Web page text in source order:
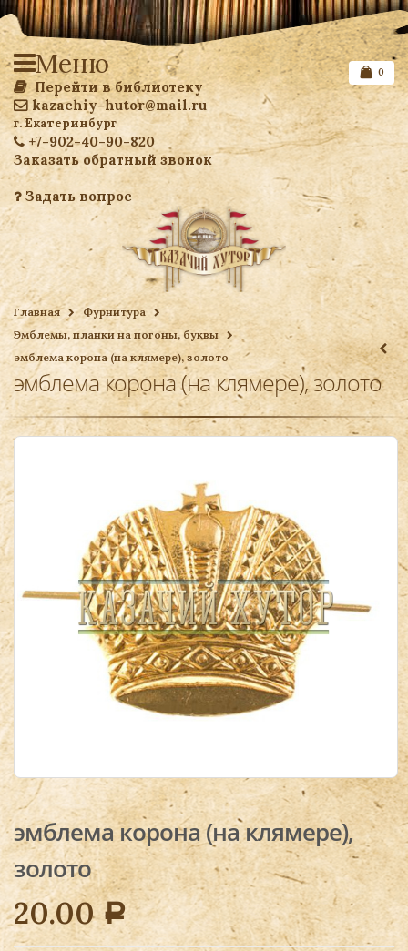
Перейти в библиотеку
kazachiy-hutor@mail.ru
г. Екатеринбург
+7-902-40-90-820
Заказать обратный звонок
Задать вопрос
Список желаемого
Ваша корзина
0
Меню
Главная
Фурнитура
Эмблемы, планки на погоны, буквы
эмблема корона (на клямере), золото
эмблема корона (на клямере), золото
эмблема корона (на клямере),
золото
20.00Р